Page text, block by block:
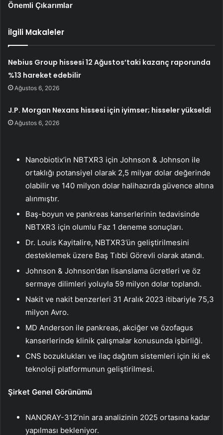
Önemli Çıkarımlar
İlgili Makaleler
Nebius Group hissesi 12 Ağustos’taki kazanç raporunda
%13 hareket edebilir
Ağustos 6, 2026
J.P. Morgan Nexans hissesi için iyimser; hisseler yükseldi
Ağustos 6, 2026
Nanobiotix’in NBTXR3 için Johnson & Johnson ile
ortaklığı potansiyel olarak 2,5 milyar dolar değerinde
olabilir ve 140 milyon dolar halihazırda güvence altına
alınmıştır.
Baş-boyun ve pankreas kanserlerinin tedavisinde
NBTXR3 için olumlu Faz 1 deneme sonuçları.
Dr. Louis Kayitalire, NBTXR3’ün geliştirilmesini
desteklemek üzere Baş Tıbbi Görevli olarak atandı.
Johnson & Johnson’dan lisanslama ücretleri ve öz
sermaye dilimleri yoluyla 59 milyon dolar toplandı.
Nakit ve nakit benzerleri 31 Aralık 2023 itibariyle 75,3
milyon Avro.
MD Anderson ile pankreas, akciğer ve özofagus
kanserlerinde klinik çalışmalar konusunda işbirliği.
CNS bozuklukları ve ilaç dağıtım sistemleri için iki ek
teknoloji platformunun geliştirilmesi.
Şirket Genel Görünümü
NANORAY-312’nin ara analizinin 2025 ortasına kadar
yapılması bekleniyor.